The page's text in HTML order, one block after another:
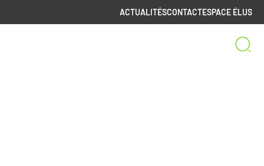
ACTUALITÉSCONTACTESPACE ÉLUS